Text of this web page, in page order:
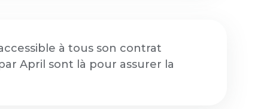
à tous son contrat
April sont là pour assurer la